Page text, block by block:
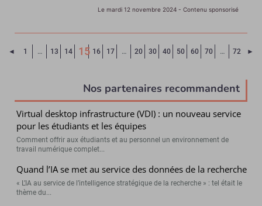
Le mardi 12 novembre 2024 - Contenu sponsorisé
◄ Page précédente
1 … 13 14
15 16 17 … 20 30 40 50 60 70 … 72 ►
Nos partenaires recommandent
Virtual desktop infrastructure (VDI) : un nouveau service
pour les étudiants et les équipes
Comment offrir aux étudiants et au personnel un environnement de
travail numérique complet...
Quand l’IA se met au service des données de la recherche
« L’IA au service de l’intelligence stratégique de la recherche » : tel était le
thème du...